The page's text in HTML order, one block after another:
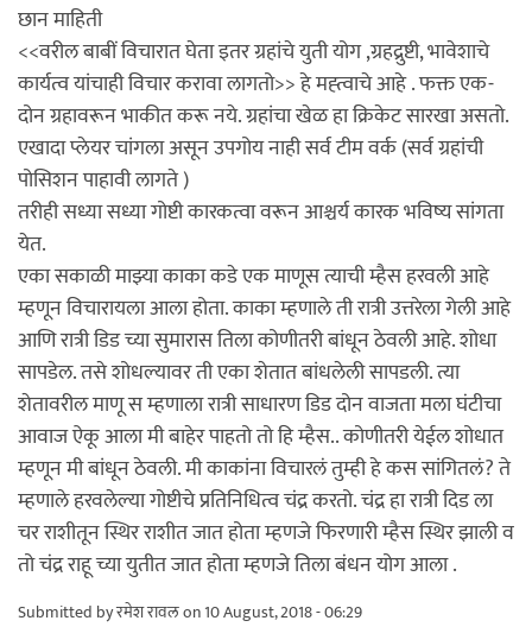
छान माहिती
<<वरील बाबीं विचारात घेता इतर ग्रहांचे युती योग ,ग्रहद्रुष्टी, भावेशाचे
कार्यत्व यांचाही विचार करावा लागतो>> हे मह्त्वाचे आहे . फक्त एक-
दोन ग्रहावरून भाकीत करू नये. ग्रहांचा खेळ हा क्रिकेट सारखा असतो.
एखादा प्लेयर चांगला असून उपगोय नाही सर्व टीम वर्क (सर्व ग्रहांची
पोसिशन पाहावी लागते )
तरीही सध्या सध्या गोष्टी कारकत्वा वरून आश्चर्य कारक भविष्य सांगता
येत.
एका सकाळी माझ्या काका कडे एक माणूस त्याची म्हैस हरवली आहे
म्हणून विचारायला आला होता. काका म्हणाले ती रात्री उत्तरेला गेली आहे
आणि रात्री डिड च्या सुमारास तिला कोणीतरी बांधून ठेवली आहे. शोधा
सापडेल. तसे शोधल्यावर ती एका शेतात बांधलेली सापडली. त्या
शेतावरील माणू स म्हणाला रात्री साधारण डिड दोन वाजता मला घंटीचा
आवाज ऐकू आला मी बाहेर पाहतो तो हि म्हैस.. कोणीतरी येईल शोधात
म्हणून मी बांधून ठेवली. मी काकांना विचारलं तुम्ही हे कस सांगितलं? ते
म्हणाले हरवलेल्या गोष्टीचे प्रतिनिधित्व चंद्र करतो. चंद्र हा रात्री दिड ला
चर राशीतून स्थिर राशीत जात होता म्हणजे फिरणारी म्हैस स्थिर झाली व
तो चंद्र राहू च्या युतीत जात होता म्हणजे तिला बंधन योग आला .
Submitted byरमेश रावलon 10 August, 2018 - 06:29